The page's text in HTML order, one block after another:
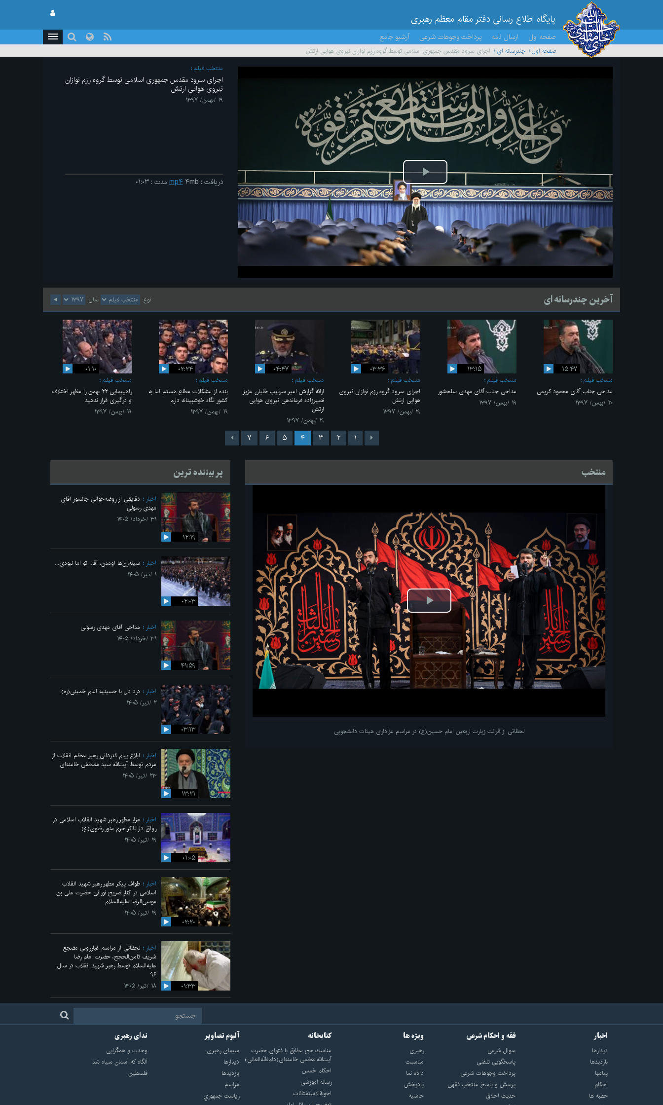
پایگاه اطلاع رسانی دفتر مقام معظم رهبری
صفحه اول ارسال نامه پرداخت وجوهات شرعی آرشیو جامع
صفحه اول چندرسانه ای اجرای سرود مقدس جمهوری اسلامی توسط گروه رزم نوازان نیروی هوایی ارتش
پخش
ویدیو
منتخب فیلم
اجرای سرود مقدس جمهوری اسلامی توسط گروه رزم نوازان
نیروی هوایی ارتش
۱۹ /بهمن/ ۱۳۹۷
دریافت : mp۴ ۴mb مدت : ۰۱:۰۳
آخرین چندرسانه ای نوع: سال:
۱۵:۴۷
منتخب فیلم
مداحی جناب آقای محمود کریمی
۲۰ /بهمن/ ۱۳۹۷
۱۳:۱۵
منتخب فیلم
مداحی جناب آقای مهدی سلحشور
۱۹ /بهمن/ ۱۳۹۷
۰۳:۳۶
منتخب فیلم
اجرای سرود گروه رزم نوازان نیروی
هوایی ارتش
۱۹ /بهمن/ ۱۳۹۷
۰۴:۴۷
منتخب فیلم
ارائه گزارش امیر سرتیپ خلبان عزیز
نصیرزاده فرماندهی نیروی هوایی
ارتش
۱۹ /بهمن/ ۱۳۹۷
۰۲:۲۴
منتخب فیلم
بنده از مشکلات مطلع هستم اما به
کشور نگاه خوشبینانه دارم
۱۹ /بهمن/ ۱۳۹۷
۰۱:۱۰
منتخب فیلم
راهپیمایی ۲۲ بهمن را مظهر اختلاف
و درگیری قرار ندهید
۱۹ /بهمن/ ۱۳۹۷
۱ ۲ ۳ ۴ ۵ ۶ ۷
منتخب
پخش
ویدیو
لحظاتی از قرائت زیارت اربعین امام حسین(ع) در مراسم عزاداری هیئات دانشجویی
پر بیننده ترین
۱۲:۱۹
اخبار
دقایقی از روضه‌خوانی جانسوز آقای
مهدی رسولی
۳۱ /خرداد/ ۱۴۰۵
۰۲:۰۳
اخبار
سینه‌زن‌ها اومدن،‌ آقا.. تو اما نبودی...
۱ /تیر/ ۱۴۰۵
۴۱:۵۹
اخبار
مداحی آقای مهدی رسولی
۳۱ /خرداد/ ۱۴۰۵
۰۳:۱۳
اخبار
درد دل با حسینیه امام خمینی(ره)
۲ /تیر/ ۱۴۰۵
۱۳:۲۱
اخبار
ابلاغ پیام قدردانی رهبر معظم انقلاب از
مردم توسط آیت‌الله سید مصطفی خامنه‌ای
۲۳ /تیر/ ۱۴۰۵
۰۱:۰۵
اخبار
مزار مطهر رهبر شهید انقلاب اسلامی در
رواق دارالذکر حرم منور رضوی(ع)
۱۹ /تیر/ ۱۴۰۵
۰۲:۲۰
اخبار
طواف پیکر مطهر رهبر شهید انقلاب
اسلامی در کنار ضریح نورانی حضرت علی‌ بن
موسی‌الرضا علیه‌السلام
۱۹ /تیر/ ۱۴۰۵
۰۱:۳۳
اخبار
لحظاتی از مراسم غبارروبی مضجع
شریف ثامن‌الحجج، حضرت امام رضا
علیه‌السلام توسط رهبر شهید انقلاب در سال
۹۶
۱۸ /تیر/ ۱۴۰۵
اخبار
دیدارها
بازديدها
پيامها
احكام
خطبه ها
فقه و احکام شرعی
سوال شرعی
پاسخگویی تلفنی
پرداخت وجوهات شرعی
پرسش و پاسخ منتخب فقهی
حدیث اخلاق
ویژه ها
رهبری
مناسبت
داده نما
پادپخش
حاشیه
کتابخانه
مناسك حج مطابق با فتواي حضرت
آيت‌الله‌العظمى خامنه‌اى(دام‌ظلّه‌العالي)
احکام خمس
رساله آموزشی
اجوبة‌الاستفتائات
آلبوم تصاویر
سيماى رهبرى
ديدارها
بازديدها
مراسم
رياست جمهوري
ندای رهبری
وحدت و همگرایی
آنگاه که آسمان سیاه شد
فلسطین